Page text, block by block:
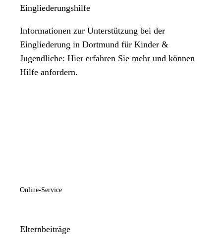
Eingliederungshilfe
Informationen zur Unterstützung bei der
Eingliederung in Dortmund für Kinder &
Jugendliche: Hier erfahren Sie mehr und können
Hilfe anfordern.
Online-Service
Elternbeiträge